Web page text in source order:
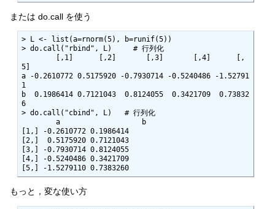
または do.call を使う
> L <- list(a=rnorm(5), b=runif(5))
> do.call("rbind", L)     # 行列化
5]
a -0.2610772 0.5175920 -0.7930714 -0.5240486 -1.52791
1
b  0.1986414 0.7121043  0.8124055  0.3421709  0.73832
6
> do.call("cbind", L)   # 行列化
[1,] -0.2610772 0.1986414
[2,]  0.5175920 0.7121043
[3,] -0.7930714 0.8124055
[4,] -0.5240486 0.3421709
[5,] -1.5279110 0.7383260
もっと，変な使い方